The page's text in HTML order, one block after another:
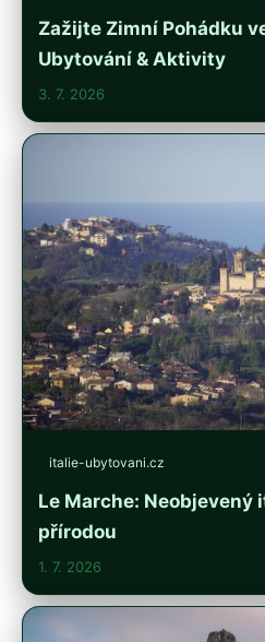
Zažijte Zimní Pohádku
Ubytování & Aktivity
3. 7. 2026
italie-ubytovani.cz
Le Marche: Neobjevený
přírodou
1. 7. 2026